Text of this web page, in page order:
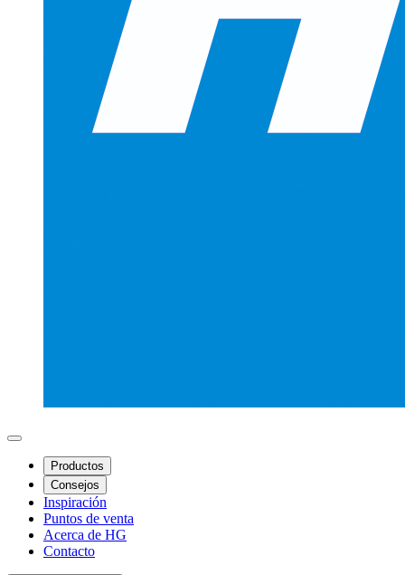
Productos
Consejos
Inspiración
Puntos de venta
Acerca de HG
Contacto